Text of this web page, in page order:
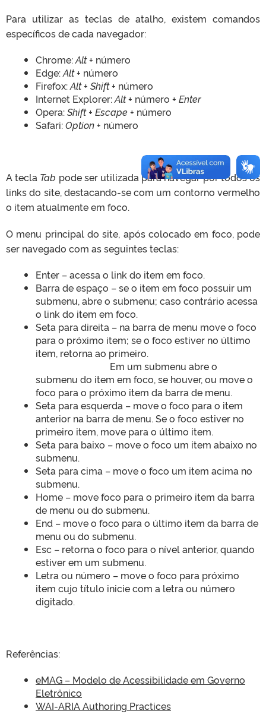
Para utilizar as teclas de atalho, existem comandos
específicos de cada navegador:
Chrome:Alt+ número
Edge:Alt+ número
Firefox:Alt + Shift+ número
Internet Explorer:Alt+ número + Enter
Opera:Shift + Escape+ número
Safari:Option+ número
A tecla Tab pode ser utilizada para navegar por todos os
links do site, destacando-se com um contorno vermelho
o item atualmente em foco.
O menu principal do site, após colocado em foco, pode
ser navegado com as seguintes teclas:
Enter – acessa o link do item em foco.
Barra de espaço – se o item em foco possuir um
submenu, abre o submenu; caso contrário acessa
o link do item em foco.
Seta para direita – na barra de menu move o foco
para o próximo item; se o foco estiver no último
item, retorna ao primeiro.
Em um submenu abre o
submenu do item em foco, se houver, ou move o
foco para o próximo item da barra de menu.
Seta para esquerda – move o foco para o item
anterior na barra de menu. Se o foco estiver no
primeiro item, move para o último item.
Seta para baixo – move o foco um item abaixo no
submenu.
Seta para cima – move o foco um item acima no
submenu.
Home – move foco para o primeiro item da barra
de menu ou do submenu.
End – move o foco para o último item da barra de
menu ou do submenu.
Esc – retorna o foco para o nível anterior, quando
estiver em um submenu.
Letra ou número – move o foco para próximo
item cujo título inicie com a letra ou número
digitado.
Referências:
eMAG – Modelo de Acessibilidade em Governo
Eletrônico
WAI-ARIA Authoring Practices